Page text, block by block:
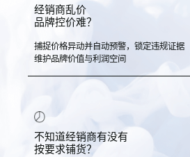
经销商乱价
品牌控价难？
捕捉价格异动并自动预警，锁定违规证据
维护品牌价值与利润空间
不知道经销商有没有
按要求铺货？